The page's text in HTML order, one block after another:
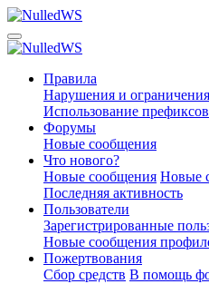
Правила
Нарушения и ограничения
Использование префиксов
Форумы
Новые сообщения
Что нового?
Новые сообщения Новые
Последняя активность
Пользователи
Зарегистрированные
Новые сообщения
Пожертвования
Сбор средств В помощь